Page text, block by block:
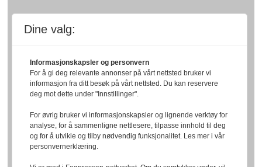
Dine valg:
Informasjonskapsler og personvern
For å gi deg relevante annonser på vårt nettsted bruker vi
informasjon fra ditt besøk på vårt nettsted. Du kan reservere
deg mot dette under "Innstillinger".
For øvrig bruker vi informasjonskapsler og lignende verktøy for
analyse, for å sammenligne nettlesere, tilpasse innhold til deg
og for å utvikle og tilby nødvendig funksjonalitet. Les mer i vår
personvernerklæring.